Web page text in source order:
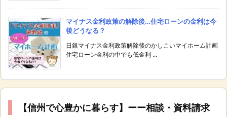
マイナス金利政策の解除後…住宅ローンの金利は今
後どうなる？
日銀マイナス金利政策解除後のかしこいマイホーム計画
住宅ローン金利の中でも低金利 ...
【信州で心豊かに暮らす】ーー相談・資料請求